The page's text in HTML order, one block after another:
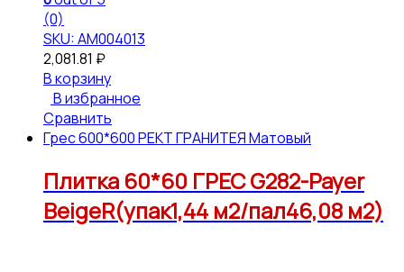
(0)
SKU: АМ004013
2,081.81 ₽
В корзину
В избранное
Сравнить
Грес 600*600 РЕКТ ГРАНИТЕЯ Матовый
Плитка 60*60 ГРЕС G282-Payer
BeigeR(упак1,44 м2/пал46,08 м2)